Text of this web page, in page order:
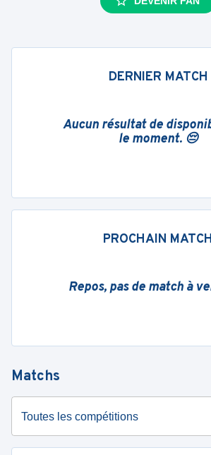
DERNIER MATCH
Aucun résultat de
le moment. 😔
PROCHAIN MATCH
Repos, pas de match à
Matchs
Toutes les compétitions